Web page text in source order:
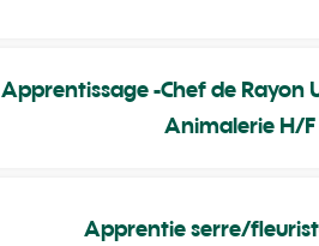
Apprentissage -Chef de Rayon
Animalerie H/F
Apprentie serre/